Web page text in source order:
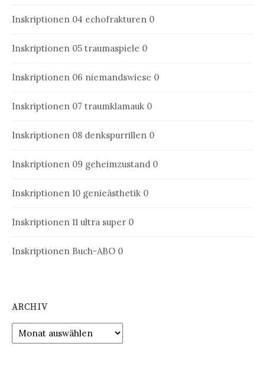
Inskriptionen 04 echofrakturen 0
Inskriptionen 05 traumaspiele 0
Inskriptionen 06 niemandswiese 0
Inskriptionen 07 traumklamauk 0
Inskriptionen 08 denkspurrillen 0
Inskriptionen 09 geheimzustand 0
Inskriptionen 10 genieästhetik 0
Inskriptionen 11 ultra super 0
Inskriptionen Buch-ABO 0
ARCHIV
Archiv